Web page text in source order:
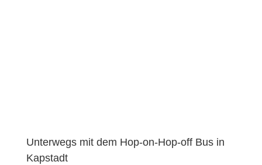
Unterwegs mit dem Hop-on-Hop-off Bus in
Kapstadt